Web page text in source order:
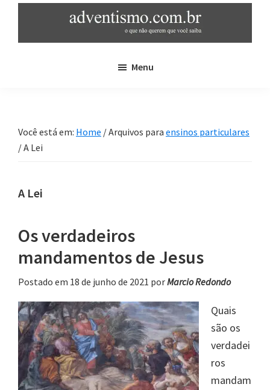
main
sidebar
que
você
Menu
Você está em: Home /Arquivos para ensinos particulares
/A Lei
A Lei
Os verdadeiros
mandamentos de Jesus
Postado em 18 de junho de 2021 porMarcio Redondo
Quais
são os
verdadei
ros
mandam